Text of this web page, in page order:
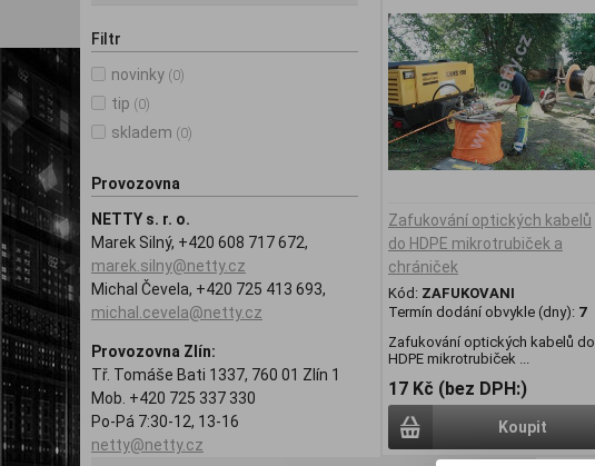
Filtr
novinky (0)
tip (0)
skladem (0)
Provozovna
NETTY s. r. o.
Marek Silný, +420 608 717 672,
marek.silny@netty.cz
Michal Čevela, +420 725 413 693,
michal.cevela@netty.cz
Provozovna Zlín:
Tř. Tomáše Bati 1337, 760 01 Zlín 1
Mob. +420 725 337 330
Po-Pá 7:30-12, 13-16
netty@netty.cz
Zafukování optických kabelů
do HDPE mikrotrubiček a
chrániček
Kód: ZAFUKOVANI
Termín dodání obvykle (dny): 7
Zafukování optických kabelů do
HDPE mikrotrubiček ...
17 Kč (bez DPH:)
Koupit